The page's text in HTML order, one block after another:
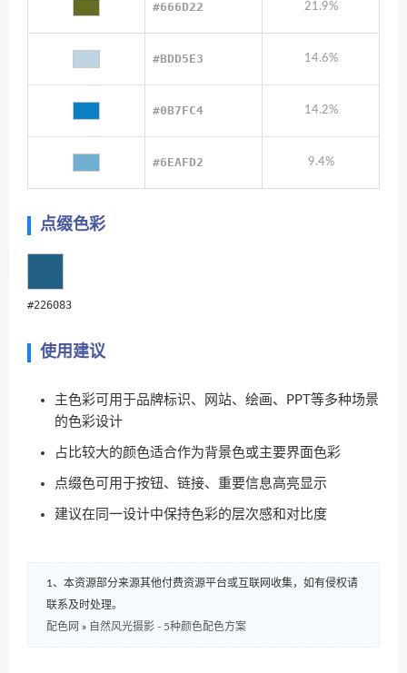
#666D22 21.9%
#BDD5E3 14.6%
#0B7FC4 14.2%
#6EAFD2 9.4%
点缀色彩
#226083
使用建议
主色彩可用于品牌标识、网站、绘画、PPT等多种场景
的色彩设计
占比较大的颜色适合作为背景色或主要界面色彩
点缀色可用于按钮、链接、重要信息高亮显示
建议在同一设计中保持色彩的层次感和对比度
1、本资源部分来源其他付费资源平台或互联网收集，如有侵权请
联系及时处理。
配色网 » 自然风光摄影 - 5种颜色配色方案